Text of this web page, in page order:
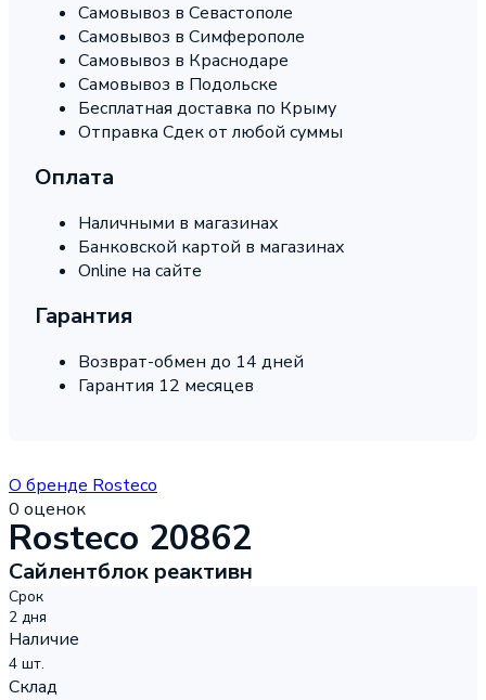
Самовывоз в Севастополе
Самовывоз в Симферополе
Самовывоз в Краснодаре
Самовывоз в Подольске
Бесплатная доставка по Крыму
Отправка Сдек от любой суммы
Оплата
Наличными в магазинах
Банковской картой в магазинах
Online на сайте
Гарантия
Возврат-обмен до 14 дней
Гарантия 12 месяцев
О бренде Rosteco
0 оценок
Rosteco 20862
Сайлентблок реактивн
Срок
2 дня
Наличие
4 шт.
Склад